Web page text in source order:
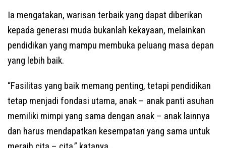
Ia mengatakan, warisan terbaik yang dapat diberikan
kepada generasi muda bukanlah kekayaan, melainkan
pendidikan yang mampu membuka peluang masa depan
yang lebih baik.
“Fasilitas yang baik memang penting, tetapi pendidikan
tetap menjadi fondasi utama, anak – anak panti asuhan
memiliki mimpi yang sama dengan anak – anak lainnya
dan harus mendapatkan kesempatan yang sama untuk